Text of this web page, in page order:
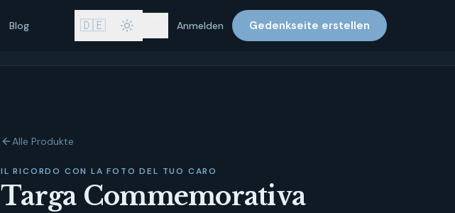
Blog 🇩🇪 Anmelden Gedenkseite erstellen
Alle Produkte
IL RICORDO CON LA FOTO DEL TUO CARO
Targa Commemorativa